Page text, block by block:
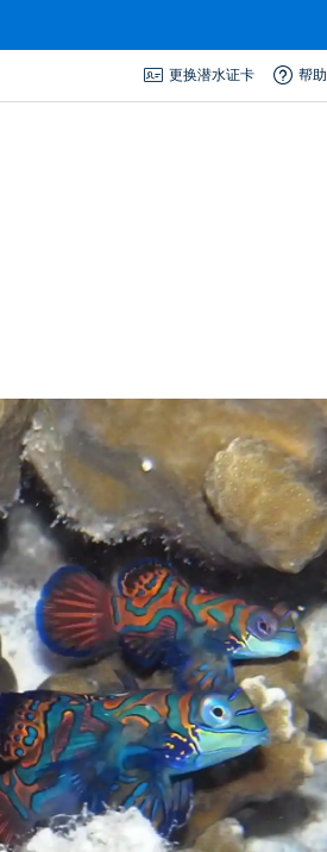
更换潜水证卡 帮助